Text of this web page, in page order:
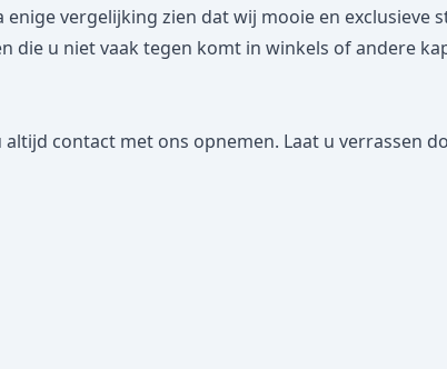
vergelijking zien dat wij mooie en exclusieve
die u niet vaak tegen komt in winkels of andere
contact met ons opnemen. Laat u verrassen